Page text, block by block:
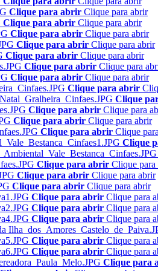
Clique para abrir Clique para abrir
Clique para abrir Clique para abrir
Clique para abrir Clique para abrir
Clique para abrir Clique para abrir
Clique para abrir Clique para abrir
Clique para abrir Clique para
Clique para abrir Clique para abrir
Clique para abrir
Clique
Clique para abrir Clique para
Clique para abrir Clique para abrir
Clique para abrir Clique
Clique
Clique para abrir Clique para
Clique para abrir Clique para abrir
Clique para abrir Clique para abrir
Clique para abrir Clique para
Clique para abrir Clique para
Clique para abrir Clique para
Clique para abrir Clique para
Clique para abrir Clique para
Clique para